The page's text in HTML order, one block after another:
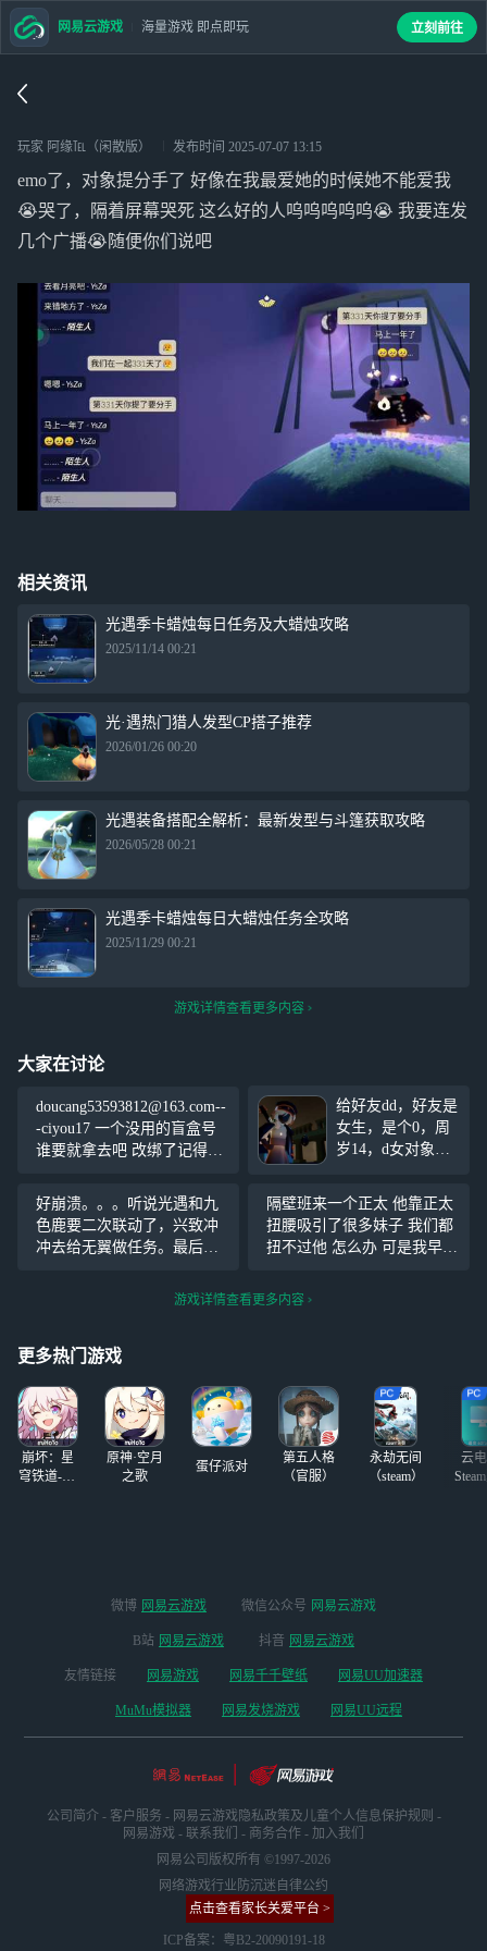
玩家 阿缘℡（闲散版） 发布时间 2025-07-07 13:15
emo了，对象提分手了 好像在我最爱她的时候她不能爱我
😭哭了，隔着屏幕哭死 这么好的人呜呜呜呜呜😭 我要连发
几个广播😭随便你们说吧
相关资讯
光遇季卡蜡烛每日任务及大蜡烛攻略
2025/11/14 00:21
光·遇热门猎人发型CP搭子推荐
2026/01/26 00:20
光遇装备搭配全解析：最新发型与斗篷获取攻略
2026/05/28 00:21
光遇季卡蜡烛每日大蜡烛任务全攻略
2025/11/29 00:21
游戏详情查看更多内容
大家在讨论
doucang53593812@163.com--
-ciyou17 一个没用的盲盒号
谁要就拿去吧 改绑了记得说
给好友dd，好友是
女生，是个0，周
岁14，d女对象。
要常驻花环，杏花
或书虫，希望是个
温柔款的，搞纯爱
好崩溃。。。听说光遇和九
色鹿要二次联动了，兴致冲
冲去给无翼做任务。最后一
上快碰到冥龙了结果这个九
溃。。。命运你假糍粑，命
隔壁班来一个正太 他靠正太
扭腰吸引了很多妹子 我们都
扭不过他 怎么办 可是我早就
过来。 左边画个虫虫 右边画
游戏详情查看更多内容
更多热门游戏
崩坏：星
穹铁道-4.4
原神·空月
之歌
蛋仔派对
第五人格
（官服）
永劫无间
（steam）
云
网易云游戏 海量游戏 即点即玩 立刻前往
微博 网易云游戏 微信公众号 网易云游戏
B站 网易云游戏 抖音 网易云游戏
友情链接 网易游戏 网易千千壁纸 网易UU加速器
MuMu模拟器 网易发烧游戏 网易UU远程
公司简介 - 客户服务 - 网易云游戏隐私政策及儿童个人信息保护规则 -
网易游戏 - 联系我们 - 商务合作 - 加入我们
网易公司版权所有 ©1997-2026
网络游戏行业防沉迷自律公约
点击查看家长关爱平台 >
ICP备案：粤B2-20090191-18